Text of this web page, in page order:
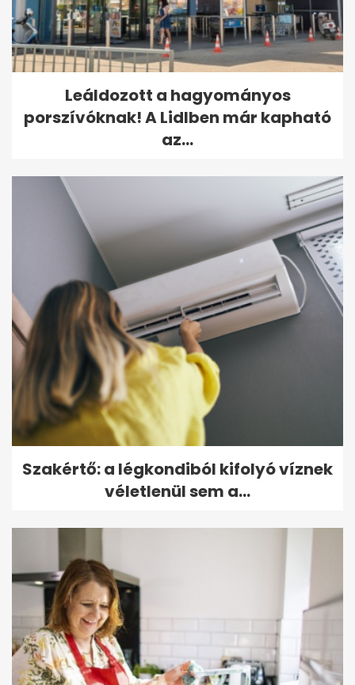
Leáldozott a hagyományos
porszívóknak! A Lidlben már kapható
az...
Szakértő: a légkondiból kifolyó víznek
véletlenül sem a...